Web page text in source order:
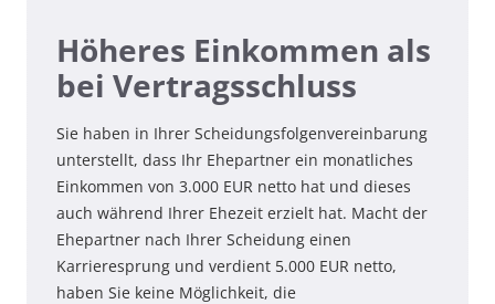
Höheres Einkommen als
bei Vertragsschluss
Sie haben in Ihrer Scheidungsfolgenvereinbarung
unterstellt, dass Ihr Ehepartner ein monatliches
Einkommen von 3.000 EUR netto hat und dieses
auch während Ihrer Ehezeit erzielt hat. Macht der
Ehepartner nach Ihrer Scheidung einen
Karrieresprung und verdient 5.000 EUR netto,
haben Sie keine Möglichkeit, die